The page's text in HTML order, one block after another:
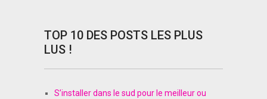
TOP 10 DES POSTS LES PLUS
LUS !
S’installer dans le sud pour le meilleur ou